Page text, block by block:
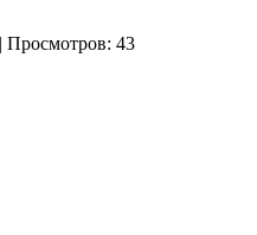
Просмотров: 43